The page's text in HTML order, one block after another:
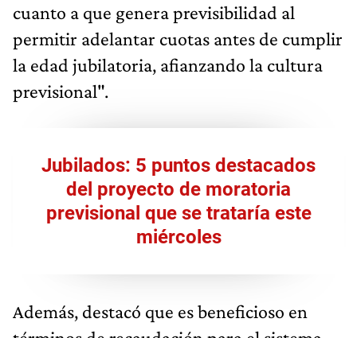
cuanto a que genera previsibilidad al
permitir adelantar cuotas antes de cumplir
la edad jubilatoria, afianzando la cultura
previsional".
Jubilados: 5 puntos destacados
del proyecto de moratoria
previsional que se trataría este
miércoles
Además, destacó que es beneficioso en